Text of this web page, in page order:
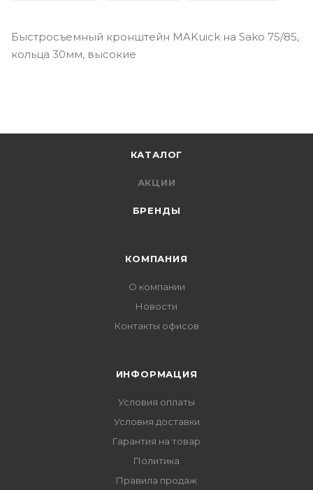
Быстросъемный кронштейн MAKuick на Sako 75/85,
кольца 30мм, высокие
КАТАЛОГ
АКЦИИ
БРЕНДЫ
КОМПАНИЯ
О компании
Новости
Контакты офисов
ИНФОРМАЦИЯ
Условия оплаты
Условия доставки
Гарантия на товар
Политика
Правила продаж